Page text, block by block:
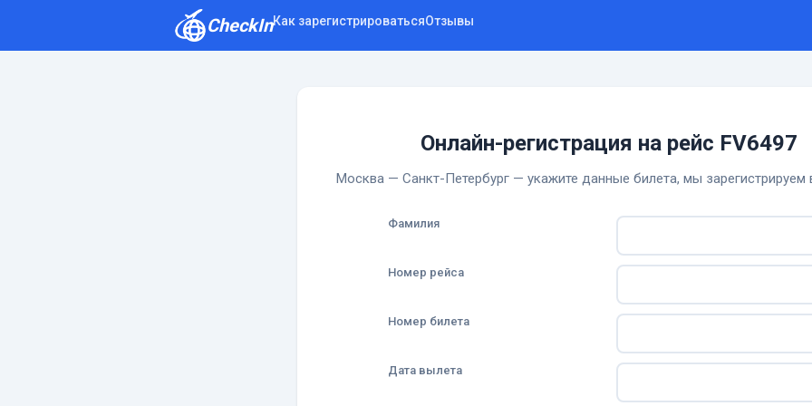
CheckInКак зарегистрироватьсяОтзывы
Онлайн-регистрация на рейс FV6497
Москва — Санкт-Петербург — укажите данные билета, мы зарегистрируем
Фамилия
Номер рейса
Номер билета
Дата вылета